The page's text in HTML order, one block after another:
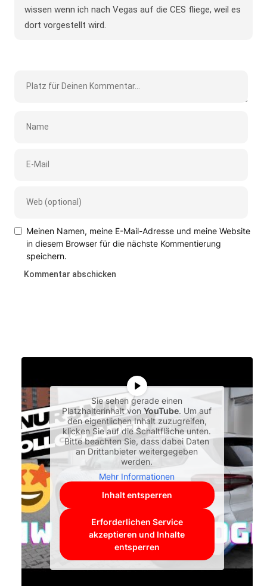
wissen wenn ich nach Vegas auf die CES fliege, weil es
dort vorgestellt wird.
Meinen Namen, meine E-Mail-Adresse und meine Website
in diesem Browser für die nächste Kommentierung
speichern.
Sie sehen gerade einen
Platzhalterinhalt vonYouTube. Um auf
den eigentlichen Inhalt zuzugreifen,
klicken Sie auf die Schaltfläche unten.
Bitte beachten Sie, dass dabei Daten
an Drittanbieter weitergegeben
werden.
Mehr Informationen
Inhalt entsperren
Erforderlichen Service
akzeptieren und Inhalte
entsperren